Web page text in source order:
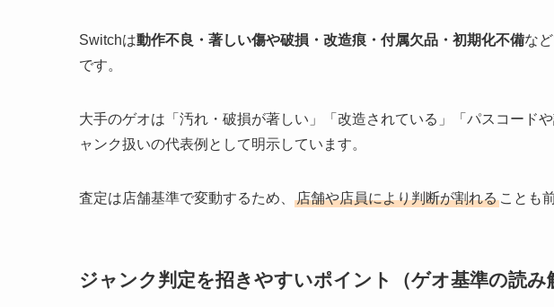
Switchは動作不良・著しい傷や破損・改造痕・付属欠品・初期化不備な
です。
大手のゲオは「汚れ・破損が著しい」「改造されている」「パスコード
ャンク扱いの代表例として明示しています。
査定は店舗基準で変動するため、 店舗や店員により判断が割れる ことも
ジャンク判定を招きやすいポイント（ゲオ基準の読み